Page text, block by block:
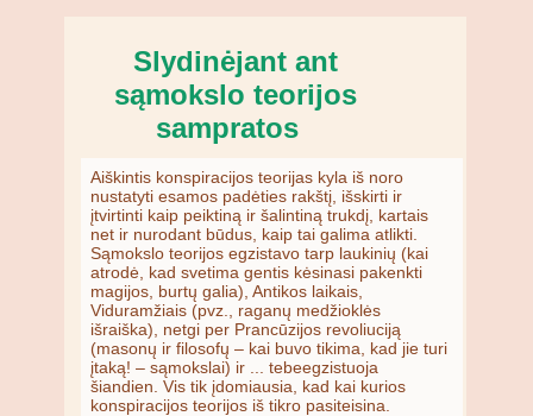
Slydinėjant ant
sąmokslo teorijos
sampratos
Aiškintis konspiracijos teorijas kyla iš noro
nustatyti esamos padėties rakštį, išskirti ir
įtvirtinti kaip peiktiną ir šalintiną trukdį, kartais
net ir nurodant būdus, kaip tai galima atlikti.
Sąmokslo teorijos egzistavo tarp laukinių (kai
atrodė, kad svetima gentis kėsinasi pakenkti
magijos, burtų galia), Antikos laikais,
Viduramžiais (pvz., raganų medžioklės
išraiška), netgi per Prancūzijos revoliuciją
(masonų ir filosofų – kai buvo tikima, kad jie turi
įtaką! – sąmokslai) ir ... tebeegzistuoja
šiandien. Vis tik įdomiausia, kad kai kurios
konspiracijos teorijos iš tikro pasiteisina.